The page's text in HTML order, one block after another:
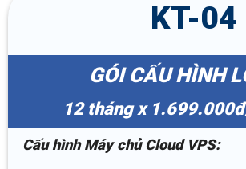
KT-04
GÓI CẤU HÌNH
12 tháng x
Cấu hình Máy chủ Cloud VPS: